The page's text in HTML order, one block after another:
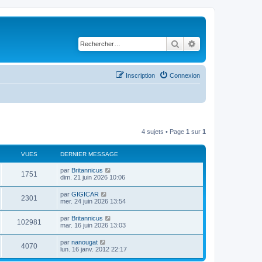
Rechercher
Connexion
Inscription
4 sujets • Page 1 sur 1
VUES DERNIER MESSAGE
1751
u
s
D
e
i
e
r
m
e
s
s
a
g
e
par Britannicus
dim. 21 juin 2026 10:06
2301
u
D
e
i
e
r
m
e
s
par GIGICAR
mer. 24 juin 2026 13:54
102981
u
D
e
i
e
r
par Britannicus
mar. 16 juin 2026 13:03
4070V
D
e
par nanougat
lun. 16 janv. 2012 22:17